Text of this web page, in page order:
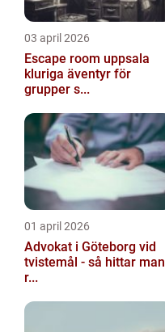
03 april 2026
Escape room uppsala
kluriga äventyr för
grupper s...
01 april 2026
Advokat i Göteborg vid
tvistemål - så hittar man
r...